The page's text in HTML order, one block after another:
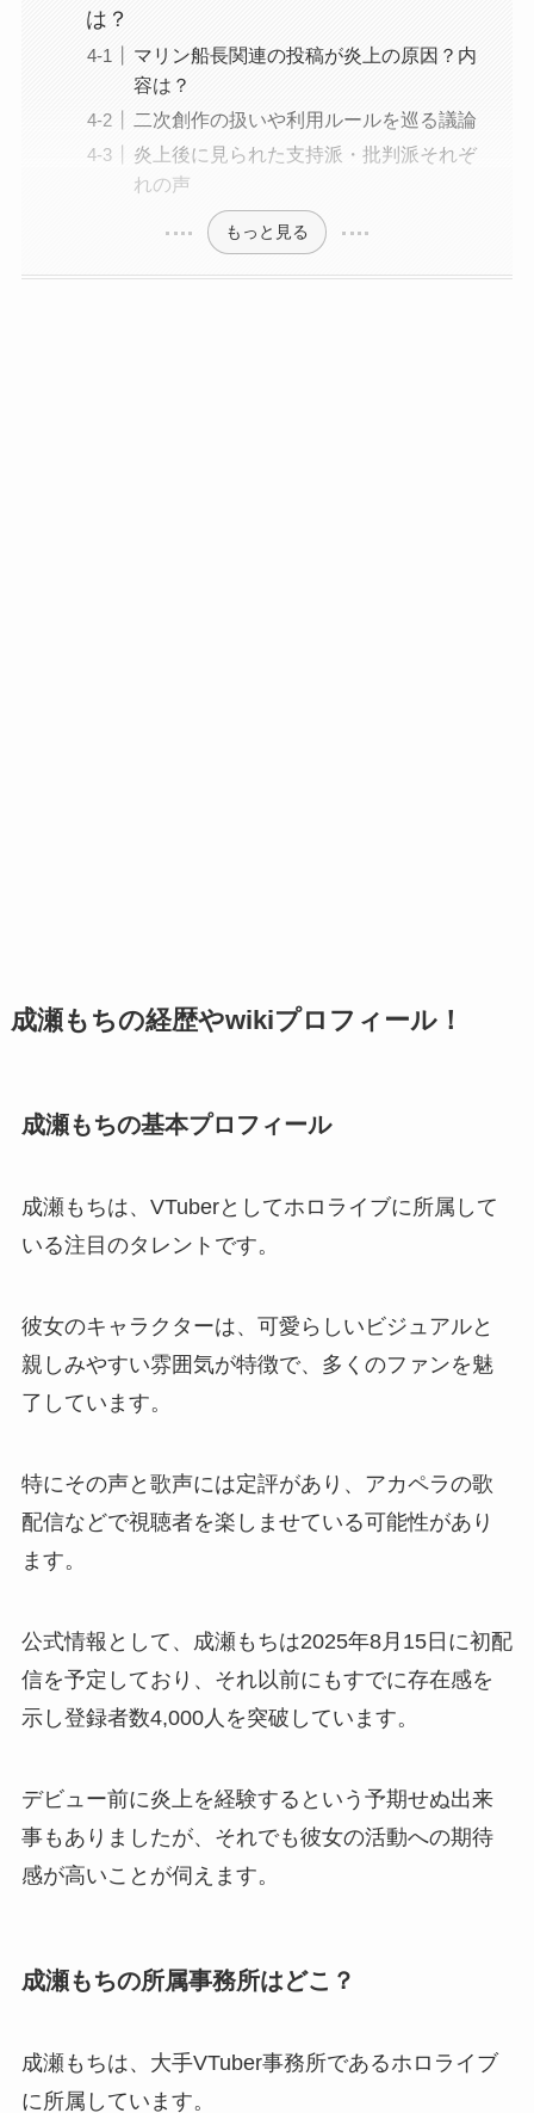
は？
マリン船長関連の投稿が炎上の原因？内
容は？
二次創作の扱いや利用ルールを巡る議論
炎上後に見られた支持派・批判派それぞ
れの声
もっと見る
成瀬もちの経歴やwikiプロフィール！
成瀬もちの基本プロフィール
成瀬もちは、VTuberとしてホロライブに所属して
いる注目のタレントです。
彼女のキャラクターは、可愛らしいビジュアルと
親しみやすい雰囲気が特徴で、多くのファンを魅
了しています。
特にその声と歌声には定評があり、アカペラの歌
配信などで視聴者を楽しませている可能性があり
ます。
公式情報として、成瀬もちは2025年8月15日に初配
信を予定しており、それ以前にもすでに存在感を
示し登録者数4,000人を突破しています。
デビュー前に炎上を経験するという予期せぬ出来
事もありましたが、それでも彼女の活動への期待
感が高いことが伺えます。
成瀬もちの所属事務所はどこ？
成瀬もちは、大手VTuber事務所であるホロライブ
に所属しています。